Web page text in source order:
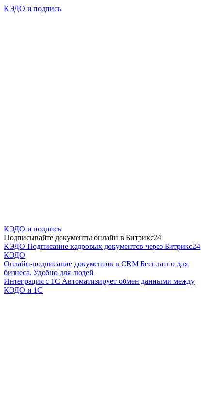
КЭДО и подпись
КЭДО и подпись
Подписывайте документы онлайн в Битрикс24
КЭДО Подписание кадровых документов через Битрикс24
КЭДО
Онлайн-подписание документов в CRM Бесплатно для
бизнеса. Удобно для людей
Интеграция с 1С Автоматизирует обмен данными между
КЭДО и 1С